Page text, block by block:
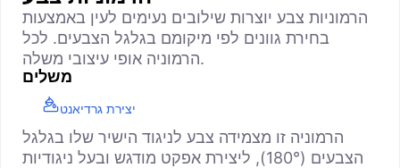
הרמוניות צבע יוצרות שילובים נעימים לעין באמצעות
בחירת גוונים לפי מיקומם בגלגל הצבעים. לכל
הרמוניה אופי עיצובי משלה.
משלים
יצירת גרדיאנט
הרמוניה זו מצמידה צבע לניגוד הישיר שלו בגלגל
הצבעים (180°), ליצירת אפקט מודגש ובעל ניגודיות